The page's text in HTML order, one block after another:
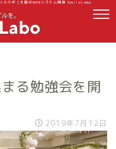
ルラボ｜大阪のWEBシステム開発 SmileLabo
る勉強会を開
2019年7月12日